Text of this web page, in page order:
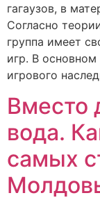
гагаузов, в
Согласно
группа имеет
игр. В основном
игрового
Вместо
вода.
самых